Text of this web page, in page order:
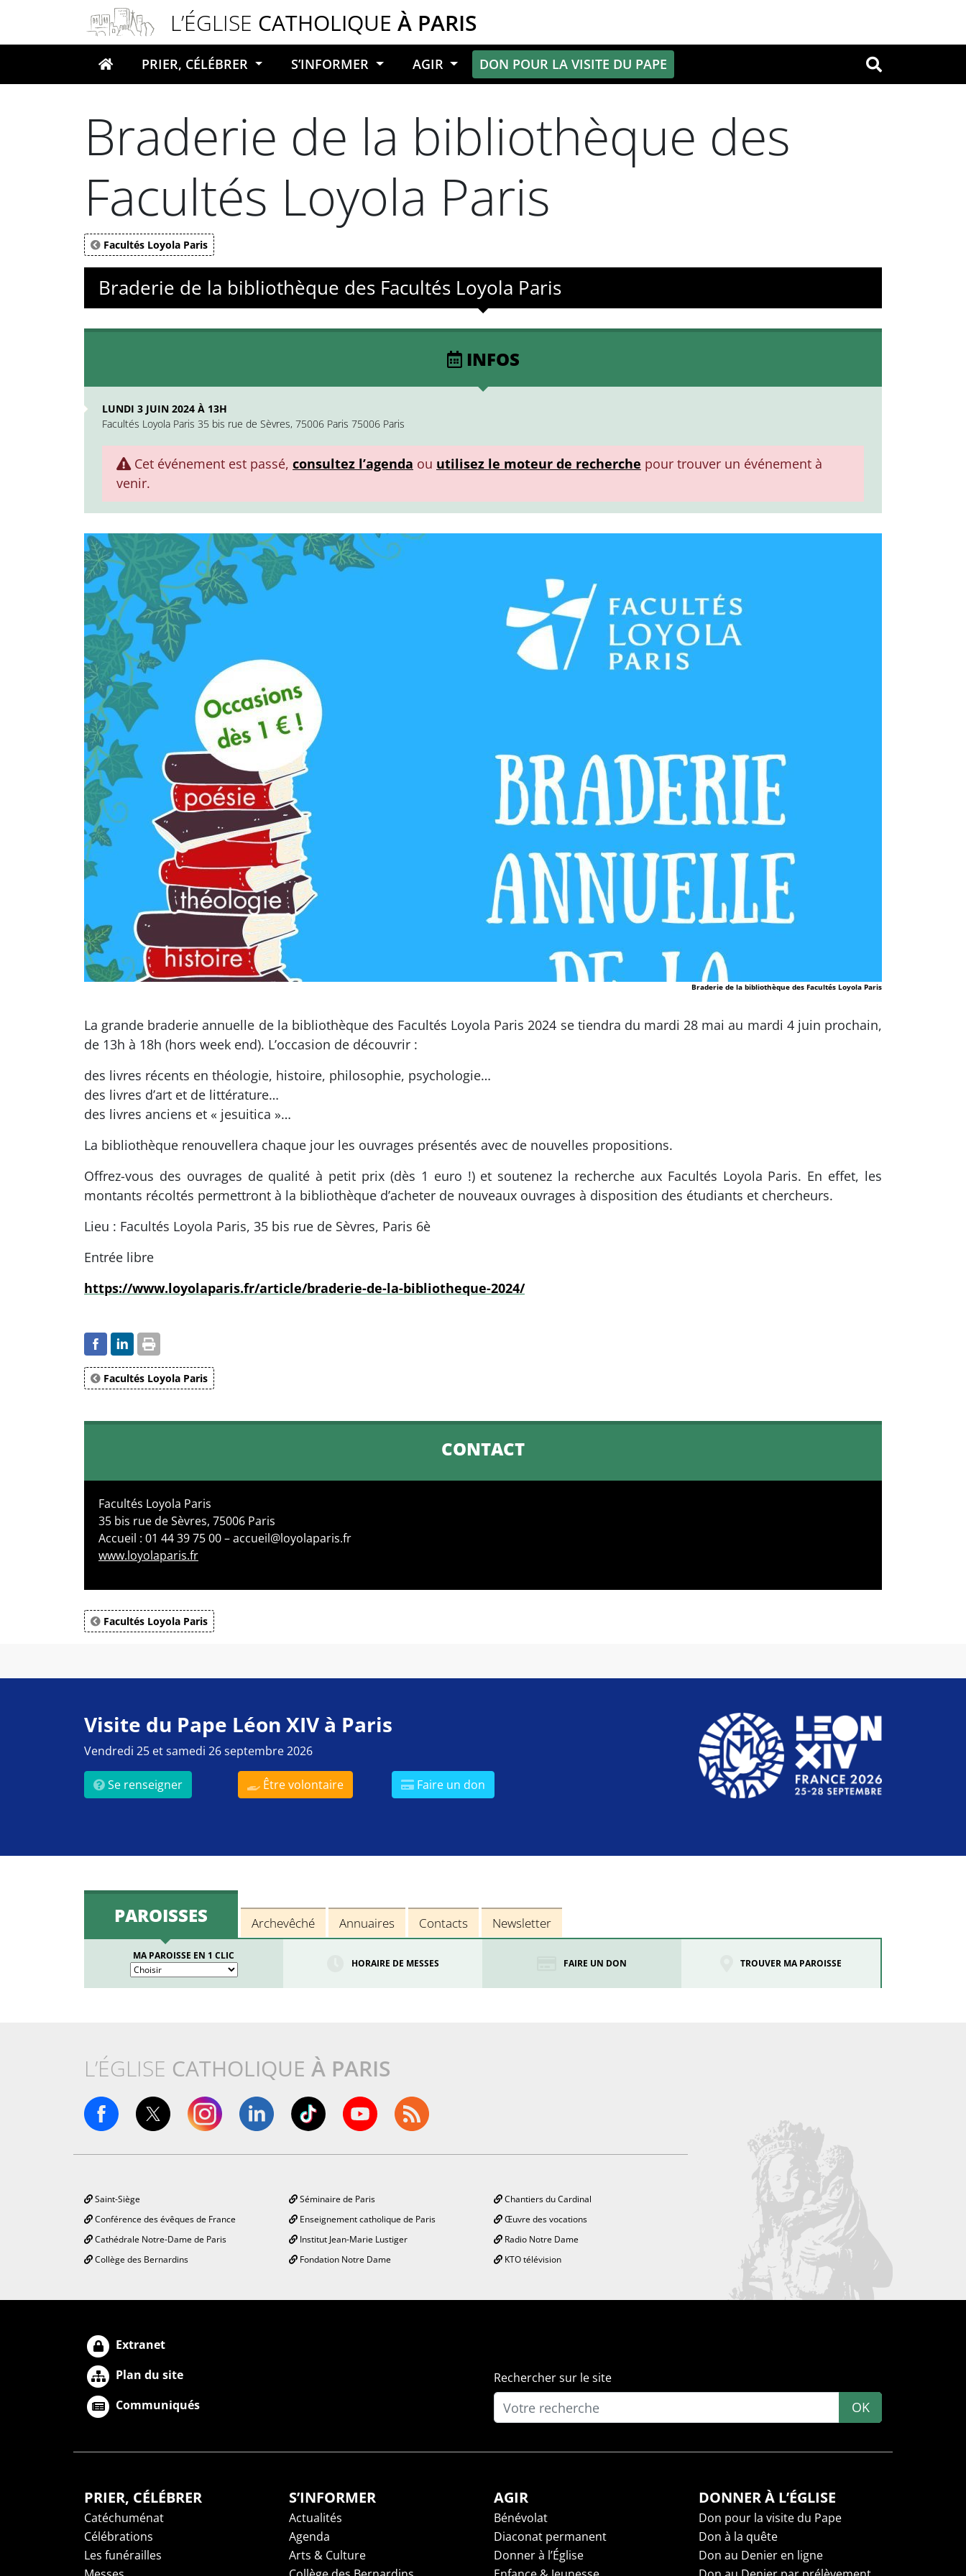
L’ÉGLISE CATHOLIQUE À PARIS
Votre recherche OK
PRIER, CÉLÉBRER S’INFORMER AGIR DON POUR LA VISITE DU PAPE
Braderie de la bibliothèque des
Facultés Loyola Paris
Facultés Loyola Paris
Braderie de la bibliothèque des Facultés Loyola Paris
INFOS
LUNDI 3 JUIN 2024 À 13H
Facultés Loyola Paris 35 bis rue de Sèvres, 75006 Paris 75006 Paris
Cet événement est passé, consultez l’agenda ou utilisez le moteur de recherche pour trouver un événement à
venir.
Braderie de la bibliothèque des Facultés Loyola Paris
La grande braderie annuelle de la bibliothèque des Facultés Loyola Paris 2024 se tiendra du mardi 28 mai au mardi 4 juin prochain,
de 13h à 18h (hors week end). L’occasion de découvrir :
des livres récents en théologie, histoire, philosophie, psychologie…
des livres d’art et de littérature…
des livres anciens et « jesuitica »…
La bibliothèque renouvellera chaque jour les ouvrages présentés avec de nouvelles propositions.
Offrez-vous des ouvrages de qualité à petit prix (dès 1 euro !) et soutenez la recherche aux Facultés Loyola Paris. En effet, les
montants récoltés permettront à la bibliothèque d’acheter de nouveaux ouvrages à disposition des étudiants et chercheurs.
Lieu : Facultés Loyola Paris, 35 bis rue de Sèvres, Paris 6è
Entrée libre
https://www.loyolaparis.fr/article/braderie-de-la-bibliotheque-2024/
Facultés Loyola Paris
CONTACT
Facultés Loyola Paris
35 bis rue de Sèvres, 75006 Paris
Accueil : 01 44 39 75 00 – accueil@loyolaparis.fr
www.loyolaparis.fr
Facultés Loyola Paris
Visite du Pape Léon XIV à Paris
Vendredi 25 et samedi 26 septembre 2026
Se renseigner Être volontaire Faire un don
PAROISSES Archevêché Annuaires Contacts Newsletter
MA PAROISSE EN 1 CLIC
HORAIRE DE MESSES FAIRE UN DON TROUVER MA PAROISSE
L’ÉGLISE CATHOLIQUE À PARIS
Saint-Siège
Conférence des évêques de France
Cathédrale Notre-Dame de Paris
Collège des Bernardins
Séminaire de Paris
Enseignement catholique de Paris
Institut Jean-Marie Lustiger
Fondation Notre Dame
Chantiers du Cardinal
Œuvre des vocations
Radio Notre Dame
KTO télévision
Extranet
Plan du site
Communiqués
Rechercher sur le site
OK
PRIER, CÉLÉBRER
Catéchuménat
Célébrations
Les funérailles
S’INFORMER
Actualités
Agenda
Arts & Culture
AGIR
Bénévolat
Diaconat permanent
Donner à l’Église
DONNER À L’ÉGLISE
Don pour la visite du Pape
Don à la quête
Don au Denier en ligne
Panneau de gestion des cookies